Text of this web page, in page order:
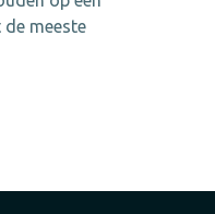
de meeste